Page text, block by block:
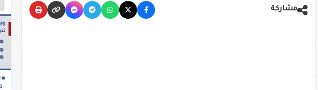
مشاركة